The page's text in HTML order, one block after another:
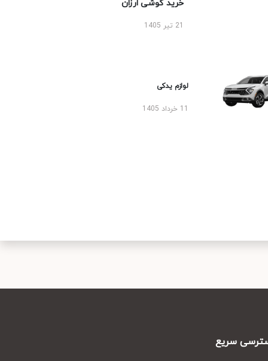
خرید گوشی ارزان
لوازم یدکی
سریع